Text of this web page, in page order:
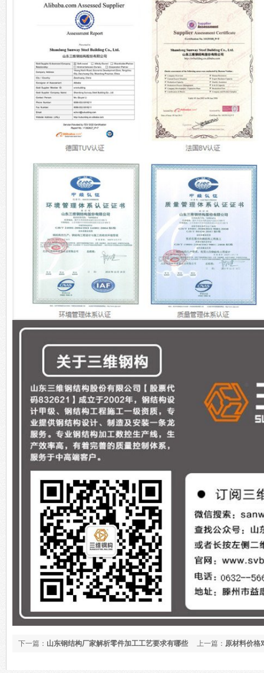
上一篇： 原材料价格
下一篇： 山东钢结构厂家解析零件加工工艺要求有哪些